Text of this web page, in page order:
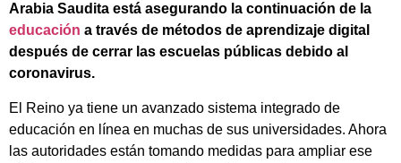
Arabia Saudita está asegurando la continuación de la
educación a través de métodos de aprendizaje digital
después de cerrar las escuelas públicas debido al
coronavirus.
El Reino ya tiene un avanzado sistema integrado de
educación en línea en muchas de sus universidades. Ahora
las autoridades están tomando medidas para ampliar ese